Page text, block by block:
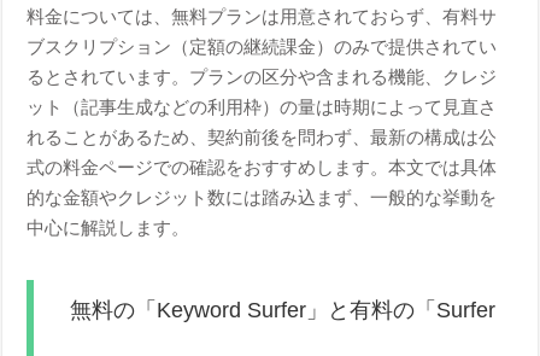
料金については、無料プランは用意されておらず、有料サ
ブスクリプション（定額の継続課金）のみで提供されてい
るとされています。プランの区分や含まれる機能、クレジ
ット（記事生成などの利用枠）の量は時期によって見直さ
れることがあるため、契約前後を問わず、最新の構成は公
式の料金ページでの確認をおすすめします。本文では具体
的な金額やクレジット数には踏み込まず、一般的な挙動を
中心に解説します。
無料の「Keyword Surfer」と有料の「Surfer